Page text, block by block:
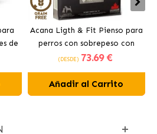
de
Acana Ligth & Fit Pienso para
perros con sobrepeso con
pollo fresco
(DESDE) 73.69 €
Añadir al Carrito